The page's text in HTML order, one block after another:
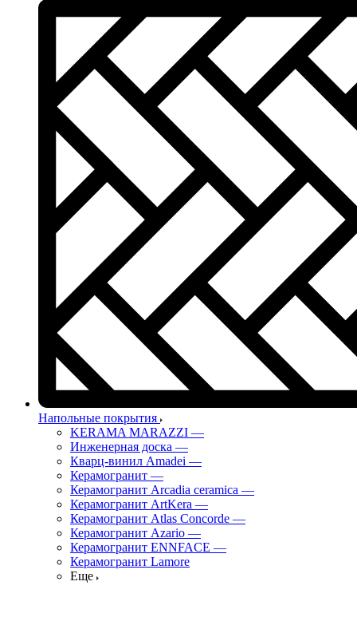
Напольные покрытия
KERAMA MARAZZI —
Инженерная доска —
Кварц-винил Amadei —
Керамогранит —
Керамогранит Arcadia ceramica —
Керамогранит ArtKera —
Керамогранит Atlas Concorde —
Керамогранит Azario —
Керамогранит ENNFACE —
Керамогранит Lamore
Еще